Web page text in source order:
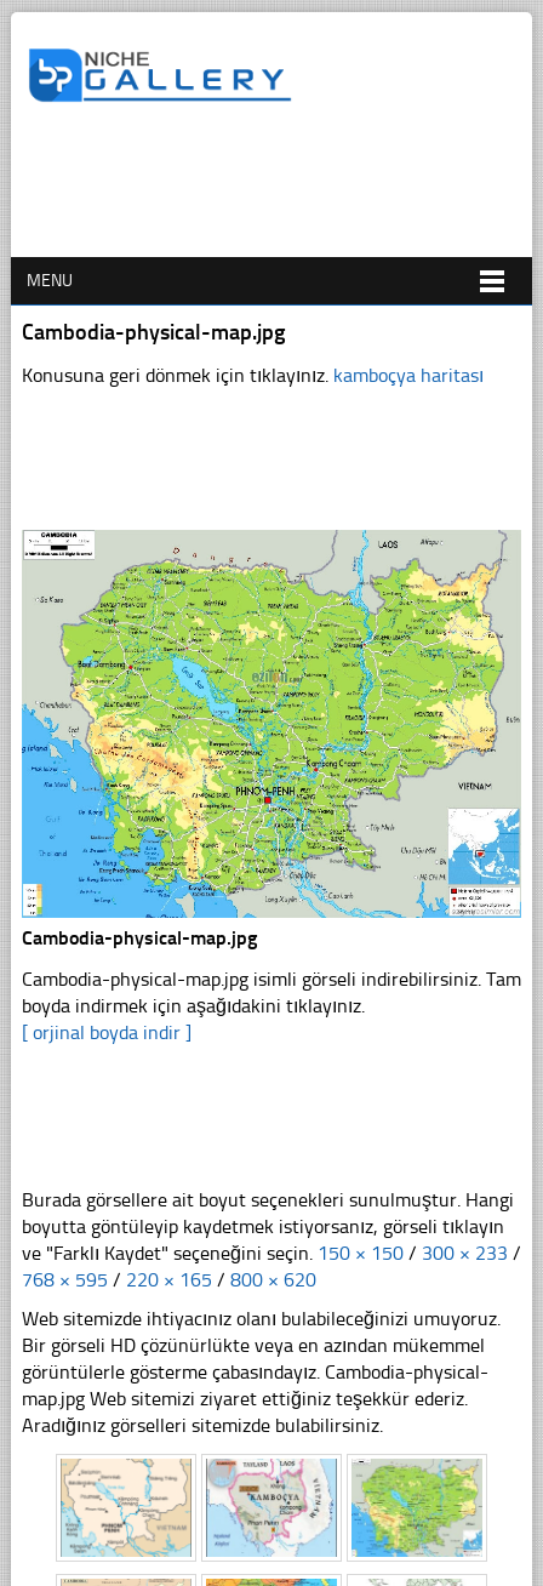
MENU
Cambodia-physical-map.jpg
Konusuna geri dönmek için tıklayınız. kamboçya haritası
Cambodia-physical-map.jpg
Cambodia-physical-map.jpg isimli görseli indirebilirsiniz. Tam
boyda indirmek için aşağıdakini tıklayınız.
[ orjinal boyda indir ]
Burada görsellere ait boyut seçenekleri sunulmuştur. Hangi
boyutta göntüleyip kaydetmek istiyorsanız, görseli tıklayın
ve "Farklı Kaydet" seçeneğini seçin. 150 × 150 / 300 × 233 /
768 × 595 / 220 × 165 / 800 × 620
Web sitemizde ihtiyacınız olanı bulabileceğinizi umuyoruz.
Bir görseli HD çözünürlükte veya en azından mükemmel
görüntülerle gösterme çabasındayız. Cambodia-physical-
map.jpg Web sitemizi ziyaret ettiğiniz teşekkür ederiz.
Aradığınız görselleri sitemizde bulabilirsiniz.